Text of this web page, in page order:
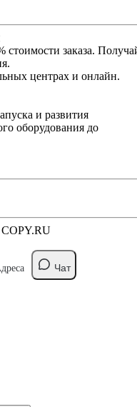
заказа.
центрах и онлайн.
и развития
оборудования до
Чат